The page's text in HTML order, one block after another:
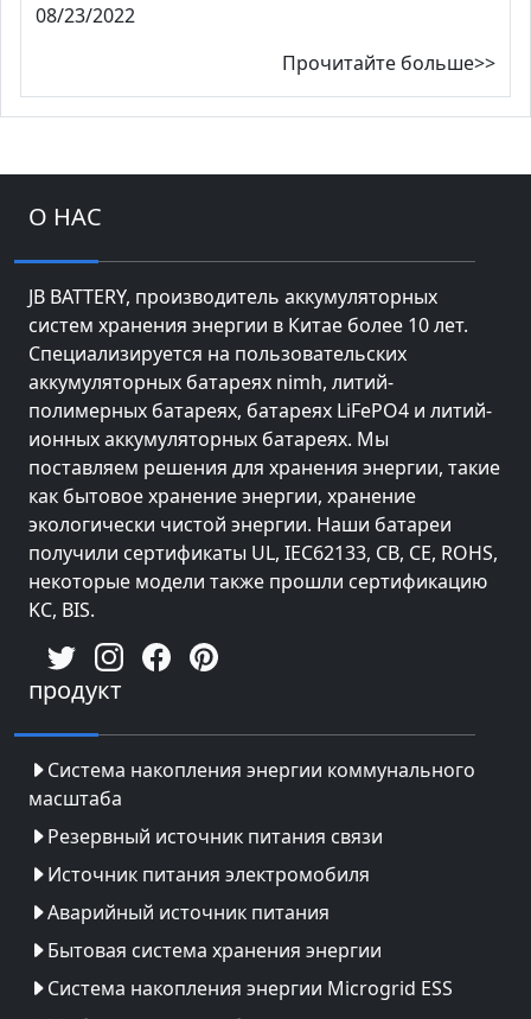
08/23/2022
Прочитайте больше>>
О НАС
JB BATTERY, производитель аккумуляторных
систем хранения энергии в Китае более 10 лет.
Специализируется на пользовательских
аккумуляторных батареях nimh, литий-
полимерных батареях, батареях LiFePO4 и литий-
ионных аккумуляторных батареях. Мы
поставляем решения для хранения энергии, такие
как бытовое хранение энергии, хранение
экологически чистой энергии. Наши батареи
получили сертификаты UL, IEC62133, CB, CE, ROHS,
некоторые модели также прошли сертификацию
KC, BIS.
продукт
Система накопления энергии коммунального
масштаба
Резервный источник питания связи
Источник питания электромобиля
Аварийный источник питания
Бытовая система хранения энергии
Система накопления энергии Microgrid ESS